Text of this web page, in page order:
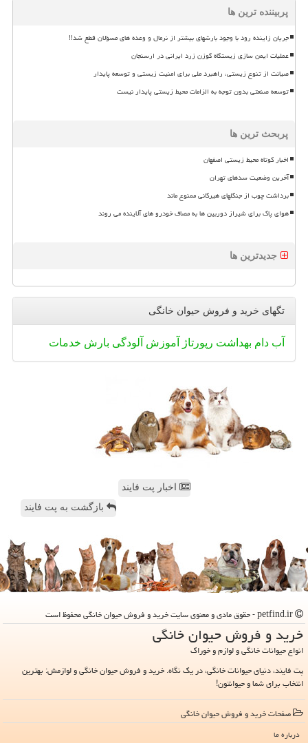
پربیننده ترین ها
جریان زاینده رود با وجود بارشهای بیشتر از نرمال و وعده های مسؤلان قطع شد!!
عملیات ایمن سازی زیستگاه گوزن زرد ایرانی در ارسنجان
صیانت از تنوع زیستی، راهبرد ملی برای امنیت زیستی و توسعه پایدار
توسعه صنعتی بدون توجه به الزامات محیط زیستی پایدار نیست
پربحث ترین ها
اخبار کوتاه محیط زیستی اصفهان
آخرین وضعیت سدهای تهران
برداشت چوب از جنگلهای هیرکانی ممنوع ماند
هوای پاک برای شیراز دوربین ها به مصاف خودرو های آلاینده می روند
جدیدترین ها
تگهای خرید و فروش حیوان خانگی
آب دام بهداشت رپورتاژ آموزش آلودگی بارش خدمات
اخبار پت فایند
بازگشت به پت فایند
خرید و فروش حیوان خانگی
انواع حیوانات خانگی و لوازم و خوراک
پت فایند، دنیای حیوانات خانگی، در یک نگاه. خرید و فروش حیوان خانگی و لوازمش: بهترین
انتخاب برای شما و حیوانتون!
صفحات خرید و فروش حیوان خانگی
درباره ما